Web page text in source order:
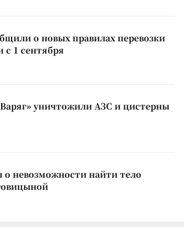
о новых правилах перевозки
с 1 сентября
уничтожили АЗС и цистерны
о невозможности найти тело